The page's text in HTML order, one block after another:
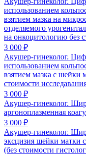
использованием
взятием мазка на
отделяемого
на онкоцитологию без
3 000 ₽
Акушер-гинеколог.
использованием
взятием мазка с шейки
стоимости
3 000 ₽
Акушер-гинеколог.
аргоноплазменная
3 000 ₽
Акушер-гинеколог.
эксцизия шейки матки
(без стоимости